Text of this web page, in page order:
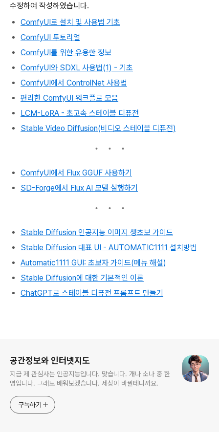
수정하여 작성하였습니다.
ComfyUI로 설치 및 사용법 기초
ComfyUI 투토리얼
ComfyUI를 위한 유용한 정보
ComfyUI와 SDXL 사용법(1) - 기초
ComfyUI에서 ControlNet 사용법
편리한 ComfyUI 워크플로 모음
LCM-LoRA - 초고속 스테이블 디퓨전
Stable Video Diffusion(비디오 스테이블 디퓨전)
ComfyUI에서 Flux GGUF 사용하기
SD-Forge에서 Flux AI 모델 실행하기
Stable Diffusion 인공지능 이미지 생초보 가이드
Stable Diffusion 대표 UI - AUTOMATIC1111 설치방법
Automatic1111 GUI: 초보자 가이드(메뉴 해설)
Stable Diffusion에 대한 기본적인 이론
ChatGPT로 스테이블 디퓨전 프롬프트 만들기
공간정보와 인터넷지도
지금 제 관심사는 인공지능입니다. 맞습니다. 개나 소나 중 한
명입니다. 그래도 배워보겠습니다. 세상이 바뀔테니까요.
구독하기